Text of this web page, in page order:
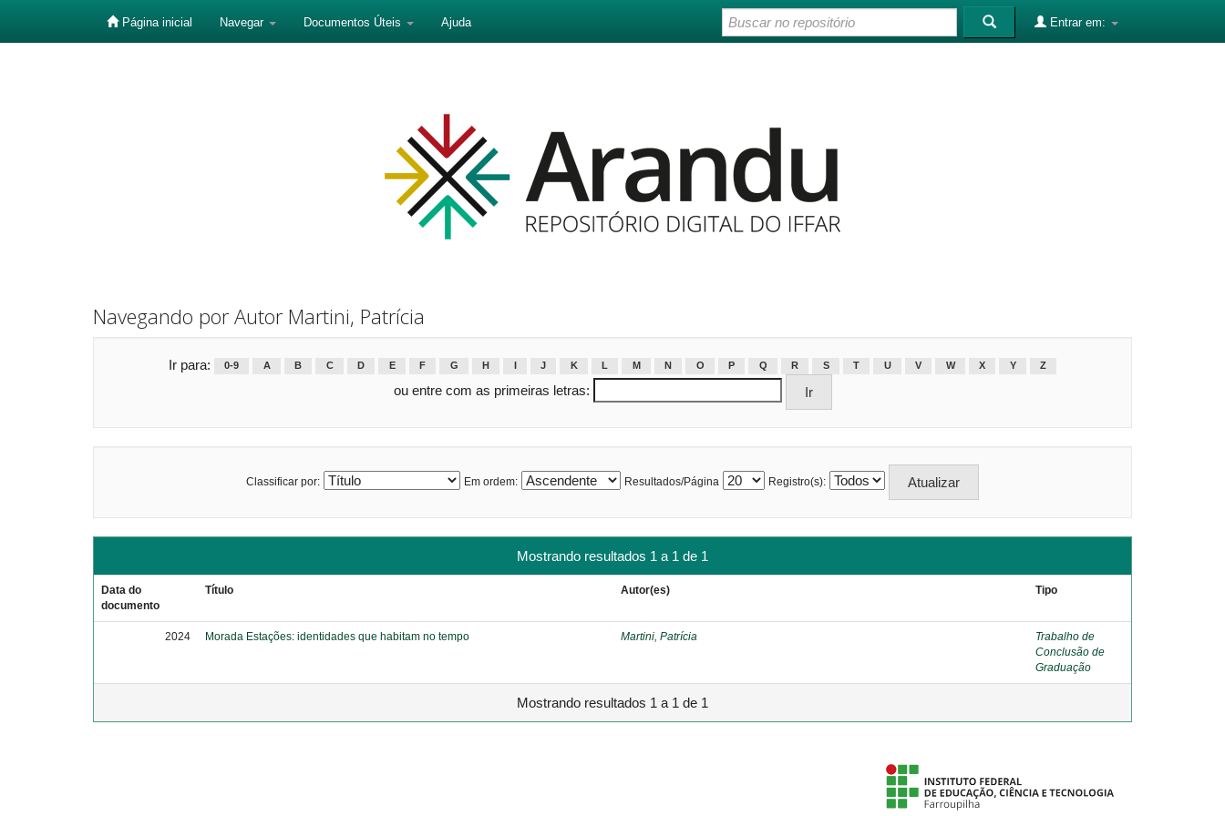
Página inicial Navegar Documentos Úteis Ajuda Entrar em:
Navegando por Autor Martini, Patrícia
Ir para: 0-9 A B C D E F G H J K L M N O P Q R S T U V W X Y Z
ou entre com as primeiras letras:
Classificar por: Em ordem: Resultados/Página Registro(s):
Mostrando resultados 1 a 1 de 1
Data do
documento
Título Autor(es) Tipo
2024 Morada Estações: identidades que habitam no tempo Martini, Patrícia
Trabalho de
Conclusão de
Graduação
Mostrando resultados 1 a 1 de 1